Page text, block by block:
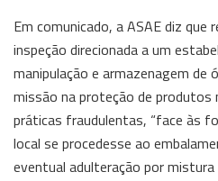
Em comunicado, a ASAE diz que
inspeção direcionada a um
manipulação e armazenagem de
missão na proteção de produtos
práticas fraudulentas, “face às
local se procedesse ao
eventual adulteração por